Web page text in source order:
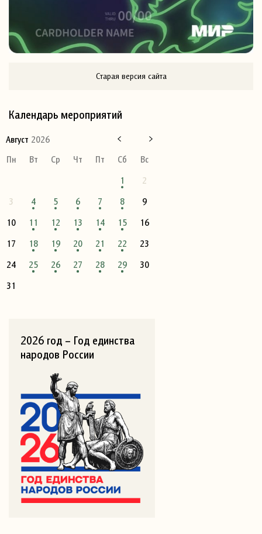
Старая версия сайта
Календарь мероприятий
Август 2026
Пн
Вт Ср Чт Пт Сб
Вс
1
2
3
4 5 6 7 8
9
10
11 12 13 14 15
16
17
18 19 20 21 22
23
24
25 26 27 28 29
30
31
2026 год – Год единства
народов России